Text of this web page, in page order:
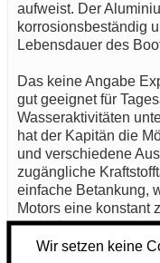
aufweist. Der
korrosionsbeständig
Lebensdauer des
Das keine Angabe
gut geeignet für
Wasseraktivitäten
hat der Kapitän die
und verschiedene
zugängliche
einfache Betankung,
Motors eine konstant
garantiert.
Wir setzen keine